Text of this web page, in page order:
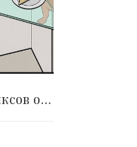
«Да, но»: 17 забавных комиксов о том, как наша..